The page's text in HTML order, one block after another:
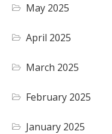
May 2025
April 2025
March 2025
February 2025
January 2025